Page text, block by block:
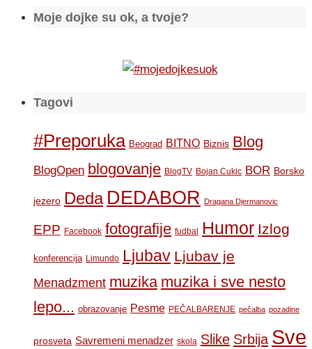
Moje dojke su ok, a tvoje?
Tagovi
#Preporuka Beograd BITNO Biznis Blog
BlogOpen blogovanje BlogTV Bojan Cukic BOR Borsko
jezero Deda DEDABOR Dragana Djermanovic
EPP Facebook fotografije fudbal Humor Izlog
konferencija Limundo Ljubav Ljubav je
Menadzment muzika muzika i sve nesto
lepo... obrazovanje Pesme PEČALBARENJE pečalba pozadine
prosveta Savremeni menadzer skola Slike Srbija Sve